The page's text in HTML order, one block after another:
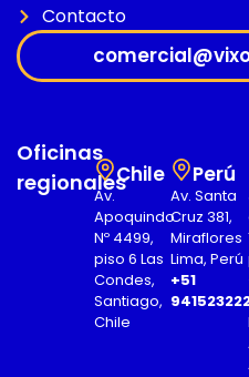
Contacto
Oficinas
regionalesChile
Av.
Apoquindo
Nº 4499,
piso 6 Las
Condes,
Santiago,
Chile
Perú
Av. Santa
Cruz 381,
Miraflores
Lima, Perú
+51